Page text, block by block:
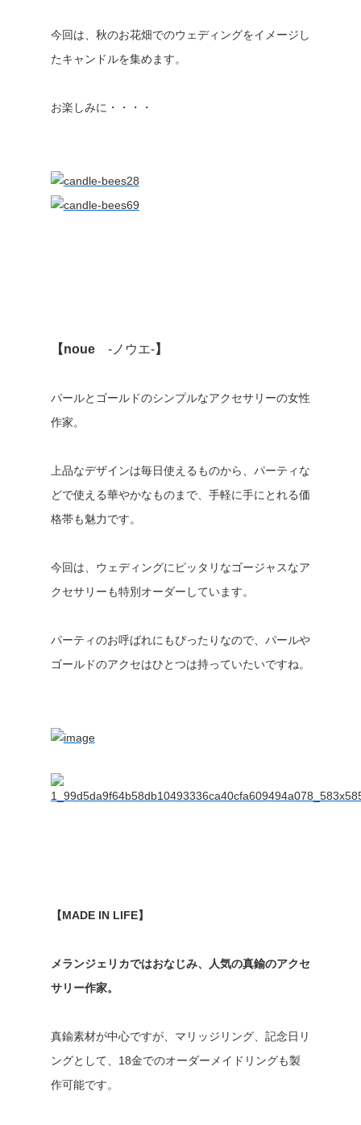
今回は、秋のお花畑でのウェディングをイメージし
たキャンドルを集めます。
お楽しみに・・・・
【noue -ノウエ-】
パールとゴールドのシンプルなアクセサリーの女性
作家。
上品なデザインは毎日使えるものから、パーティな
どで使える華やかなものまで、手軽に手にとれる価
格帯も魅力です。
今回は、ウェディングにピッタリなゴージャスなア
クセサリーも特別オーダーしています。
パーティのお呼ばれにもぴったりなので、パールや
ゴールドのアクセはひとつは持っていたいですね。
【MADE IN LIFE】
メランジェリカではおなじみ、人気の真鍮のアクセ
サリー作家。
真鍮素材が中心ですが、マリッジリング、記念日リ
ングとして、18金でのオーダーメイドリングも製
作可能です。